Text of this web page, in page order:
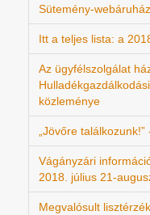
Sütemény-
Itt a teljes lista: a
Az ügyfélszolgálat
közleménye
„Jövőre
Vágányzári
2018. július 21-
Megvalósult